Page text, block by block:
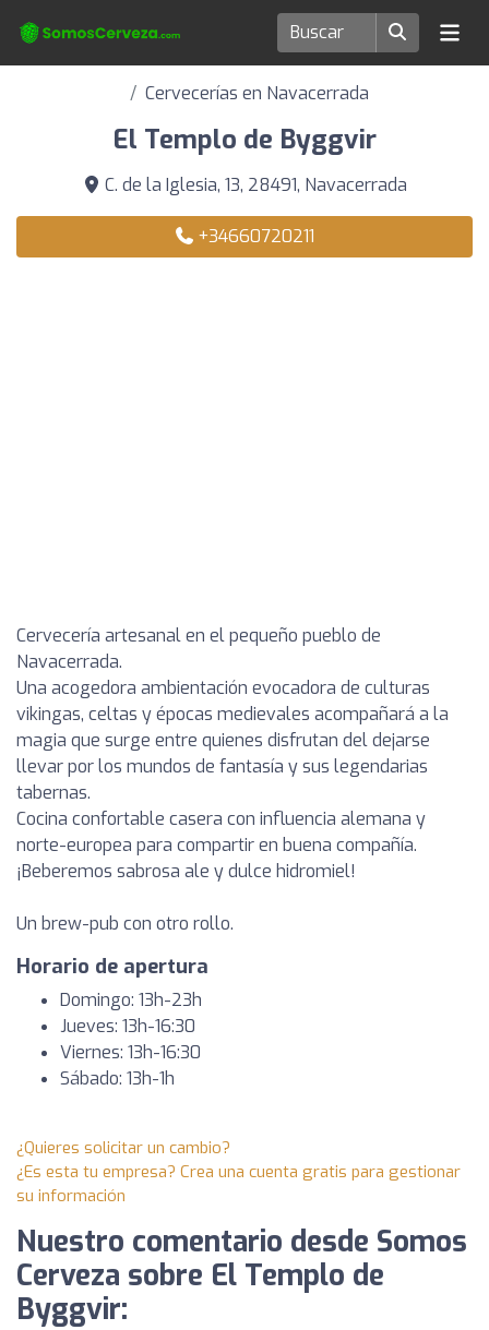
Cervecerías en Navacerrada
El Templo de Byggvir
C. de la Iglesia, 13, 28491, Navacerrada
+34660720211
Cervecería artesanal en el pequeño pueblo de
Navacerrada.
Una acogedora ambientación evocadora de culturas
vikingas, celtas y épocas medievales acompañará a la
magia que surge entre quienes disfrutan del dejarse
llevar por los mundos de fantasía y sus legendarias
tabernas.
Cocina confortable casera con influencia alemana y
norte-europea para compartir en buena compañía.
¡Beberemos sabrosa ale y dulce hidromiel!
Un brew-pub con otro rollo.
Horario de apertura
Domingo: 13h-23h
Jueves: 13h-16:30
Viernes: 13h-16:30
Sábado: 13h-1h
¿Quieres solicitar un cambio?
¿Es esta tu empresa? Crea una cuenta gratis para gestionar
su información
Nuestro comentario desde Somos
Cerveza sobre El Templo de
Byggvir: